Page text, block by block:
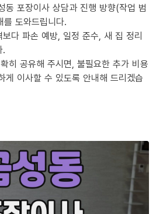
동 포장이사 상담과 진행 방향(작업 범
도와드립니다.
다 파손 예방, 일정 준수, 새 집 정리
.
히 공유해 주시면, 불필요한 추가 비용
게 이사할 수 있도록 안내해 드리겠습